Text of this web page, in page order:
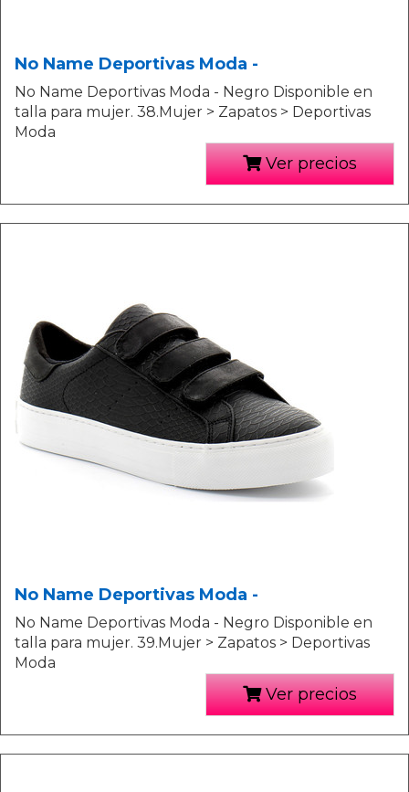
No Name Deportivas Moda -
No Name Deportivas Moda - Negro Disponible en
talla para mujer. 38.Mujer > Zapatos > Deportivas
Moda
Ver precios
No Name Deportivas Moda -
No Name Deportivas Moda - Negro Disponible en
talla para mujer. 39.Mujer > Zapatos > Deportivas
Moda
Ver precios